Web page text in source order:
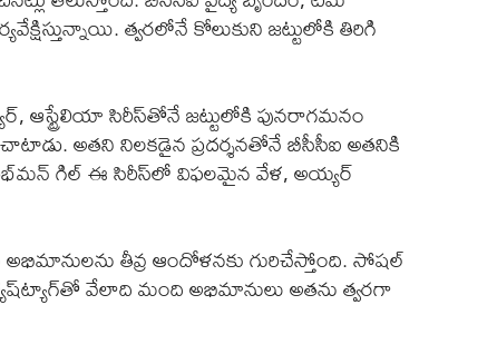
త్వరలోనే కోలుకుని జట్టులోకి తిరిగి
ఆస్ట్రేలియా సిరీస్‌తోనే జట్టులోకి పునరాగమనం
అతని నిలకడైన ప్రదర్శనతోనే బీసీసీఐ అతనికి
శుభ్‌మన్ గిల్ ఈ సిరీస్‌లో విఫలమైన వేళ, అయ్యర్
తీవ్ర ఆందోళనకు గురిచేస్తోంది. సోషల్
వేలాది మంది అభిమానులు అతను త్వరగా